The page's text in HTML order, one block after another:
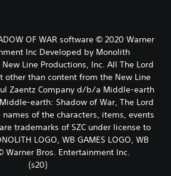
OF WAR software © 2020 Warner
Inc Developed by Monolith
Line Productions, Inc. All The Lord
other than content from the New Line
Zaentz Company d/b/a Middle-earth
Middle-earth: Shadow of War, The Lord
of the characters, items, events
trademarks of SZC under license to
LOGO, WB GAMES LOGO, WB
Warner Bros. Entertainment Inc.
(s20)